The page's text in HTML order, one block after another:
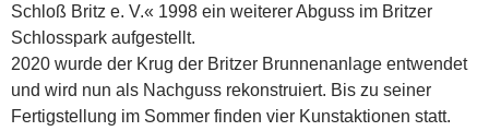
Schloß Britz e. V.« 1998 ein weiterer Abguss im Britzer
Schlosspark aufgestellt.
2020 wurde der Krug der Britzer Brunnenanlage entwendet
und wird nun als Nachguss rekonstruiert. Bis zu seiner
Fertigstellung im Sommer finden vier Kunstaktionen statt.